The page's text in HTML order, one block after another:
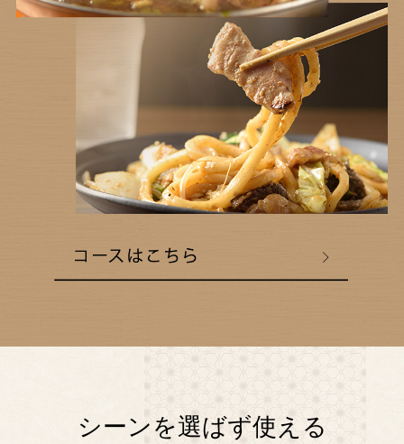
シーンを選ばず使える